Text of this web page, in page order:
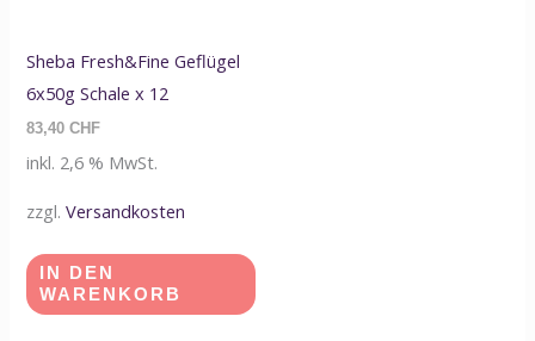
Sheba Fresh&Fine Geflügel
6x50g Schale x 12
83,40CHF
inkl. 2,6 % MwSt.
zzgl.Versandkosten
IN DEN
WARENKORB